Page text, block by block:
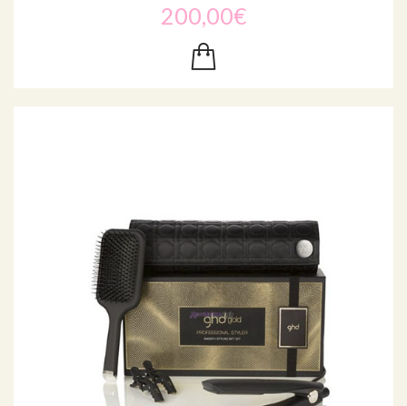
200,00€